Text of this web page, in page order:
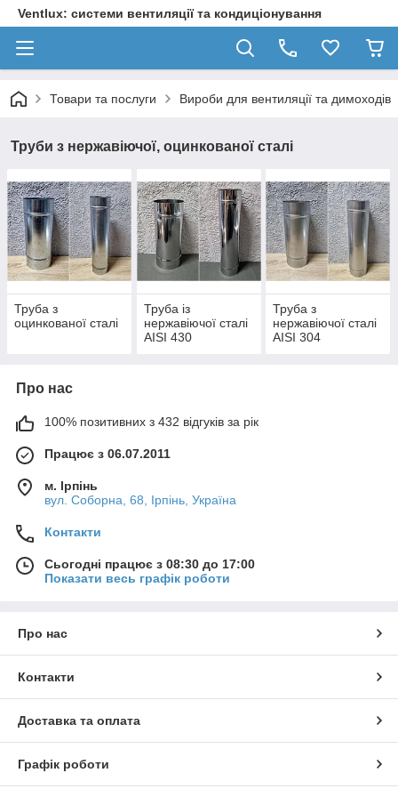
Ventlux: системи вентиляції та кондиціонування
Товари та послуги Вироби для вентиляції та димоходів
Труби з нержавіючої, оцинкованої сталі
Труба з
оцинкованої сталі
Труба із
нержавіючої сталі
AISI 430
Труба з
нержавіючої сталі
AISI 304
Про нас
100% позитивних з 432 відгуків за рік
Працює з 06.07.2011
м. Ірпінь
вул. Соборна, 68, Ірпінь, Україна
Контакти
Сьогодні працює з 08:30 до 17:00
Показати весь графік роботи
Про нас
Контакти
Доставка та оплата
Графік роботи